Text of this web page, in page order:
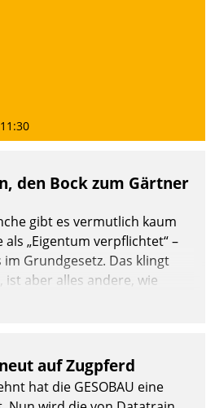
11:30
den Bock zum Gärtner
gibt es vermutlich kaum
„Eigentum verpflichtet“ –
Grundgesetz. Das klingt
aber alles andere, wie
Denn mit der
auf Zugpferd
hat die GESOBAU eine